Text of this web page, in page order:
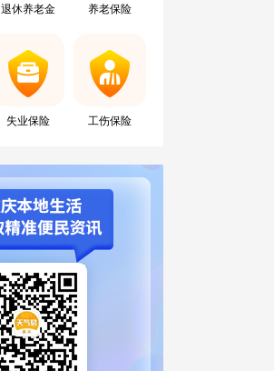
退休养老金 养老保险
失业保险 工伤保险